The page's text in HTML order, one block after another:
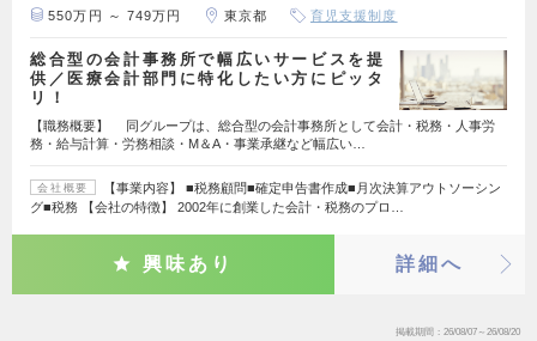
550万円 ～ 749万円 東京都 育児支援制度
総合型の会計事務所で幅広いサービスを提
供／医療会計部門に特化したい方にピッタ
リ！
【職務概要】 同グループは、総合型の会計事務所として会計・税務・人事労
務・給与計算・労務相談・M＆A・事業承継など幅広い…
会社概要
【事業内容】 ■税務顧問■確定申告書作成■月次決算アウトソーシン
グ■税務 【会社の特徴】 2002年に創業した会計・税務のプロ…
興味あり 詳細へ
掲載期間 26/08/07～26/08/20